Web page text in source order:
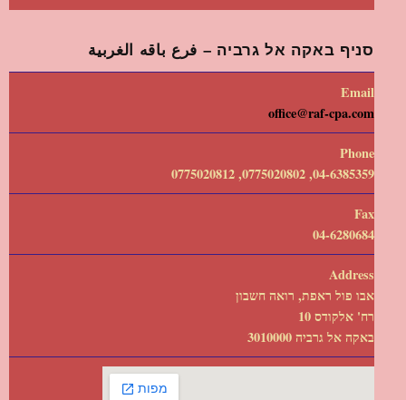
סניף באקה אל גרביה – فرع باقه الغربية
Email
office@raf-cpa.com
Phone
04-6385359, 0775020802, 0775020812
Fax
04-6280684
Address
אבו פול ראפת, רואה חשבון
רח' אלקודס 10
באקה אל גרביה 3010000